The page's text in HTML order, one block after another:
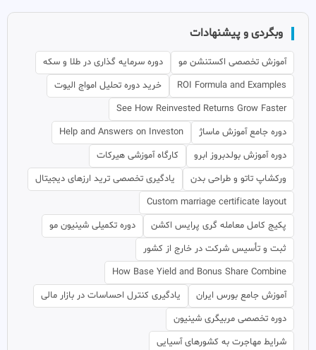
وبگردی و پیشنهادات
آموزش تخصصی اکستنشن مو
دوره سرمایه گذاری در طلا و سکه
ROI Formula and Examples
خرید دوره تحلیل امواج الیوت
See How Reinvested Returns Grow Faster
دوره جامع آموزش ماساژ
Help and Answers on Investon
دوره آموزش بولدبروز ابرو
کارگاه آموزشی هیرکات
ورکشاپ تاتو و طراحی بدن
یادگیری تخصصی ترید ارزهای دیجیتال
Custom marriage certificate layout
پکیج کامل معامله گری پرایس اکشن
دوره تکمیلی شینیون مو
ثبت و تأسیس شرکت در خارج از کشور
How Base Yield and Bonus Share Combine
آموزش جامع بورس ایران
یادگیری کنترل احساسات در بازار مالی
دوره تخصصی مربیگری شینیون
شرایط مهاجرت به کشورهای آسیایی